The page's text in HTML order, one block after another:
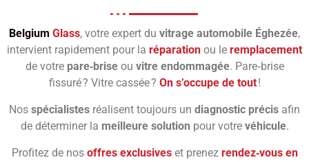
Belgium Glass, votre expert du vitrage automobile Éghezée,
intervient rapidement pour la réparation ou le remplacement
de votre pare‑briseou vitre endommagée. Pare‑brise
fissuré ? Vitre cassée ? On s’occupe de tout!
Nos spécialistes réalisent toujours un diagnostic précis afin
de déterminer la meilleure solution pour votre véhicule.
Profitez de nos offres exclusiveset prenez rendez‑vous en